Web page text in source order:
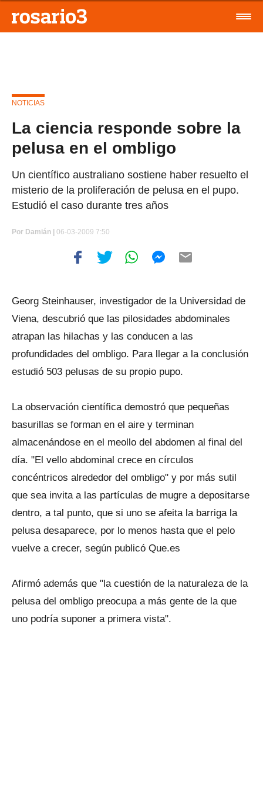
NOTICIAS
La ciencia responde sobre la
pelusa en el ombligo
Un científico australiano sostiene haber resuelto el
misterio de la proliferación de pelusa en el pupo.
Estudió el caso durante tres años
Por Damián | 06-03-2009 7:50
Georg Steinhauser, investigador de la Universidad de
Viena, descubrió que las pilosidades abdominales
atrapan las hilachas y las conducen a las
profundidades del ombligo. Para llegar a la conclusión
estudió 503 pelusas de su propio pupo.
La observación científica demostró que pequeñas
basurillas se forman en el aire y terminan
almacenándose en el meollo del abdomen al final del
día. "El vello abdominal crece en círculos
concéntricos alrededor del ombligo" y por más sutil
que sea invita a las partículas de mugre a depositarse
dentro, a tal punto, que si uno se afeita la barriga la
pelusa desaparece, por lo menos hasta que el pelo
vuelve a crecer, según publicó Que.es
Afirmó además que "la cuestión de la naturaleza de la
pelusa del ombligo preocupa a más gente de la que
uno podría suponer a primera vista".